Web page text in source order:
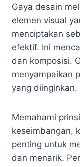
Gaya desain
elemen visual
menciptakan
efektif. Ini
dan komposisi.
menyampaikan
yang diinginkan.
Memahami
keseimbangan,
penting untuk
dan menarik.